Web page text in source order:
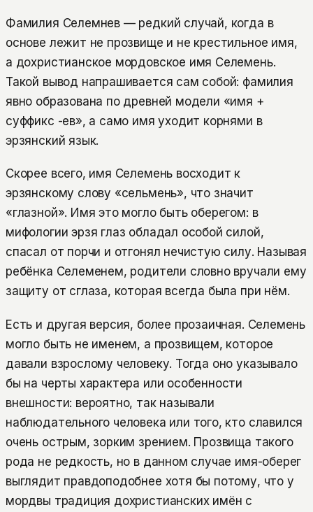
Фамилия Селемнев — редкий случай, когда в
основе лежит не прозвище и не крестильное имя,
а дохристианское мордовское имя Селемень.
Такой вывод напрашивается сам собой: фамилия
явно образована по древней модели «имя +
суффикс -ев», а само имя уходит корнями в
эрзянский язык.
Скорее всего, имя Селемень восходит к
эрзянскому слову «сельмень», что значит
«глазной». Имя это могло быть оберегом: в
мифологии эрзя глаз обладал особой силой,
спасал от порчи и отгонял нечистую силу. Называя
ребёнка Селеменем, родители словно вручали ему
защиту от сглаза, которая всегда была при нём.
Есть и другая версия, более прозаичная. Селемень
могло быть не именем, а прозвищем, которое
давали взрослому человеку. Тогда оно указывало
бы на черты характера или особенности
внешности: вероятно, так называли
наблюдательного человека или того, кто славился
очень острым, зорким зрением. Прозвища такого
рода не редкость, но в данном случае имя-оберег
выглядит правдоподобнее хотя бы потому, что у
мордвы традиция дохристианских имён с